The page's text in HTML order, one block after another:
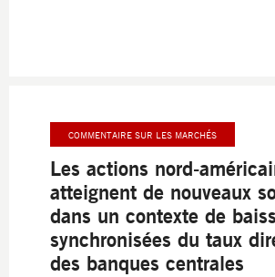
COMMENTAIRE SUR LES MARCHÉS
Les actions nord-
atteignent de nouveaux
dans un contexte de
synchronisées du taux
des banques centrales